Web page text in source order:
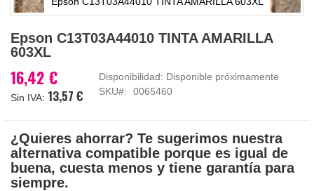
al
comienzo
la
galería
Epson C13T03A44010 TINTA AMARILLA
603XL
16,42 €
13,57 €
Disponibilidad: Disponible próximamente
SKU
0065460
¿Quieres ahorrar? Te sugerimos nuestra
alternativa compatible porque es igual de
buena, cuesta menos y tiene garantía para
siempre.